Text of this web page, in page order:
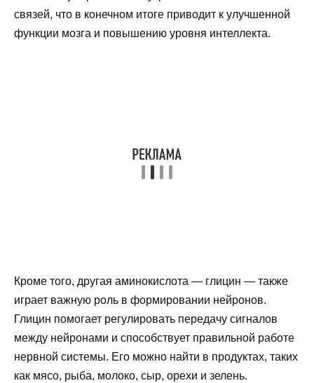
связей, что в конечном итоге приводит к улучшенной
функции мозга и повышению уровня интеллекта.
Кроме того, другая аминокислота — глицин — также
играет важную роль в формировании нейронов.
Глицин помогает регулировать передачу сигналов
между нейронами и способствует правильной работе
нервной системы. Его можно найти в продуктах, таких
как мясо, рыба, молоко, сыр, орехи и зелень.